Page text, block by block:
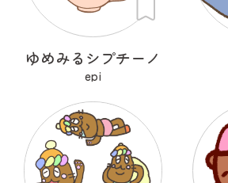
ゆめみるシプチーノ
epi